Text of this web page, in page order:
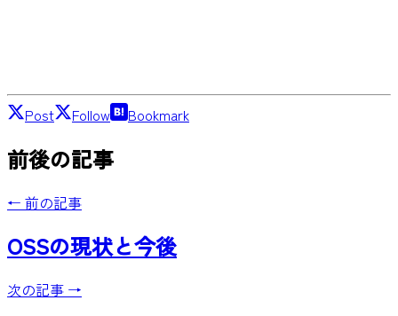
Post Follow Bookmark
前後の記事
← 前の記事
OSSの現状と今後
次の記事 →